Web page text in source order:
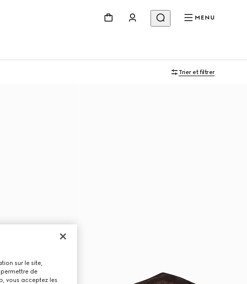
MENU
Trier et filtrer
sur le site,
de
vous acceptez les